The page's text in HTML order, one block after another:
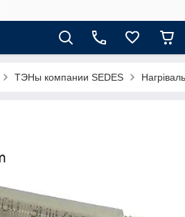
ТЭНы компании SEDES